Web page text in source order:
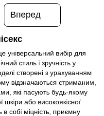
Вперед
універсальний вибір для
стиль і зручність у
створені з урахуванням
відзначаються стриманим,
які пасують будь-якому
шкіри або високоякісної
собі міцність, приємну